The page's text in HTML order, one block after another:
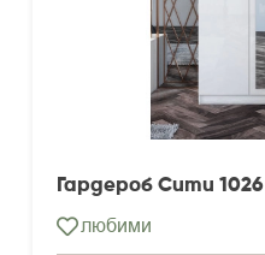
Гардероб Сити 1026
любими